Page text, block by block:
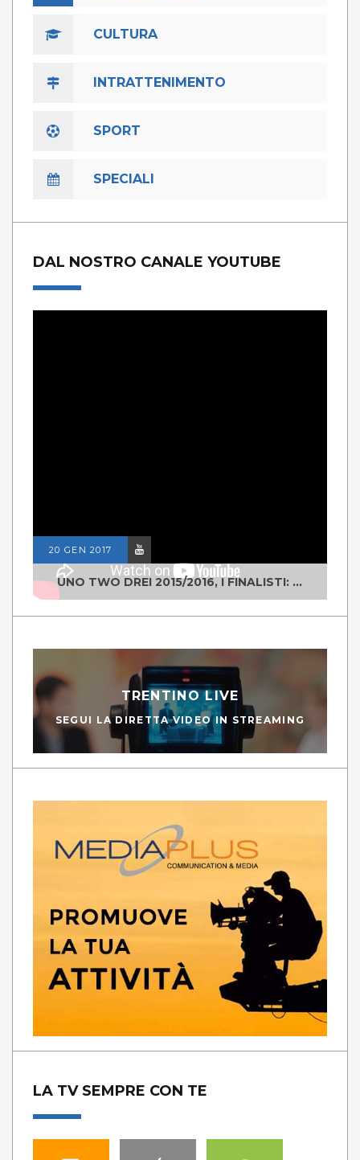
CULTURA
INTRATTENIMENTO
SPORT
SPECIALI
DAL NOSTRO CANALE YOUTUBE
20 GEN 2017
UNO TWO DREI 2015/2016, I FINALISTI: CLASSE IV ALS ISTITUTO "DEGASPERI" BORGO VALSUGANA
TRENTINO LIVE
SEGUI LA DIRETTA VIDEO IN STREAMING
LA TV SEMPRE CON TE